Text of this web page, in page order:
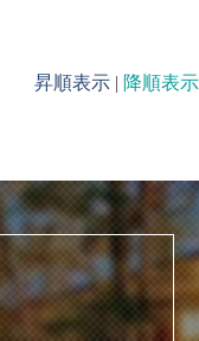
昇順表示 | 降順表示